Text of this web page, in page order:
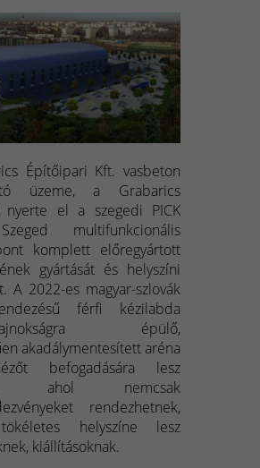
Építőipari Kft. vasbeton
üzeme, a Grabarics
nyerte el a szegedi PICK
multifunkcionális
komplett előregyártott
gyártását és helyszíni
A 2022-es magyar-szlovák
férfi kézilabda
bajnokságra épülő,
akadálymentesített aréna
befogadására lesz
ahol nemcsak
rendezhetnek,
helyszíne lesz
kiállításoknak.